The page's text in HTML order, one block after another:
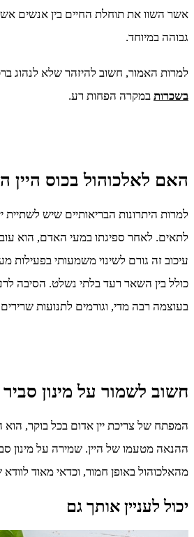
אשר השוו את תוחלת החיים בין אנשים
גבוהה במיוחד.
למרות האמור, חשוב להיזהר שלא לנהוג
בשכרות במקרה הפחות רע.
האם לאלכוהול בכוס היין
למרות היתרונות הבריאותיים שיש
לתאים. לאחר ספיגתו במעי האדם, הוא
עיכוב זה גורם לשינוי משמעותי
כולל בין השאר רעד בלתי נשלט. הסיבה
בעוצמה רבה מדי, וגורמים לתנועות
חשוב לשמור על מינון סביר
המפתח של צריכת יין אדום בכל בוקר,
ההנאה מטעמו של היין. שמירה על מינון
מהאלכוהול באופן חמור, וכדאי מאוד
יכול לעניין אותך גם